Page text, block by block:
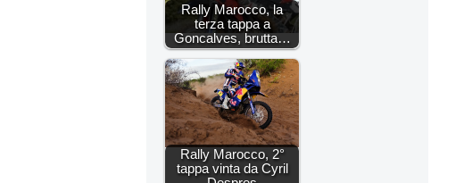
Rally Marocco, la
terza tappa a
Goncalves, brutta…
Rally Marocco, 2°
tappa vinta da Cyril